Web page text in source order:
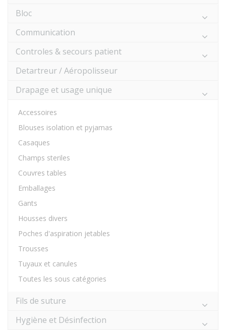
Bloc
Communication
Controles & secours patient
Detartreur / Aéropolisseur
Drapage et usage unique
Accessoires
Blouses isolation et pyjamas
Casaques
Champs steriles
Couvres tables
Emballages
Gants
Housses divers
Poches d'aspiration jetables
Trousses
Tuyaux et canules
Toutes les sous catégories
Fils de suture
Hygiène et Désinfection